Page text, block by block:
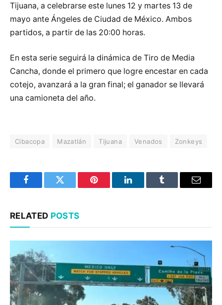
Tijuana, a celebrarse este lunes 12 y martes 13 de
mayo ante Ángeles de Ciudad de México. Ambos
partidos, a partir de las 20:00 horas.
En esta serie seguirá la dinámica de Tiro de Media
Cancha, donde el primero que logre encestar en cada
cotejo, avanzará a la gran final; el ganador se llevará
una camioneta del año.
Cibacopa Mazatlán Tijuana Venados Zonkeys
FacebookTwitter Pinterest LinkedInTumblr Email
RELATED POSTS